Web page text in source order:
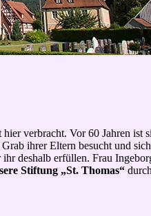
verbracht. Vor 60 Jahren
ihrer Eltern besucht und
deshalb erfüllen. Frau
Stiftung „St. Thomas“